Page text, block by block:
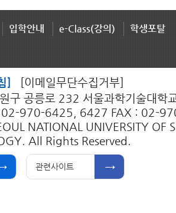
입학안내 e-Class(강의)
학생포탈
]
[이메일무단수집거부]
구 공릉로 232 서울과학기술대학
: 02-970-6425, 6427 FAX : 02-
NATIONAL UNIVERSITY OF
All Rights Reserved.
관련사이트